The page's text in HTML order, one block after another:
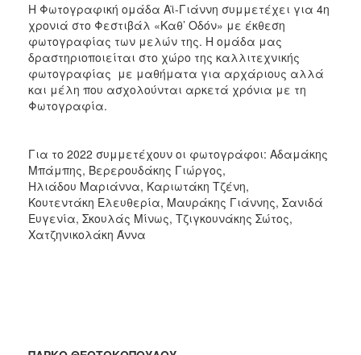
Η Φωτογραφική ομάδα Αϊ-Γιάννη συμμετέχει για 4η
χρονιά στο Φεστιβάλ «Καθ’ Οδόν» με έκθεση
φωτογραφίας των μελών της. H ομάδα μας
δραστηριοποιείται στο χώρο της καλλιτεχνικής
φωτογραφίας με μαθήματα για αρχάριους αλλά
και μέλη που ασχολούνται αρκετά χρόνια με τη
Φωτογραφία.
Για το 2022 συμμετέχουν οι φωτογράφοι: Αδαμάκης
Μπάμπης, Βερερουδάκης Γιώργος,
Ηλιάδου Μαριάννα, Καριωτάκη Τζένη,
Κουτεντάκη Ελευθερία, Μαυράκης Γιάννης, Σανιδά
Ευγενία, Σκουλάς Μίνως, Τζιγκουνάκης Σώτος,
Χατζηνικολάκη Άννα